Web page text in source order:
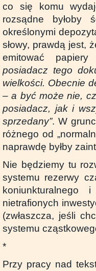
co się komu
rozsądne byłoby
określonymi
słowy, prawdą jest,
emitować
posiadacz tego
wielkości. Obecnie
– a być może nie,
posiadacz, jak i
sprzedany”. W
różnego od
naprawdę byłby
Nie będziemy tu
systemu rezerwy
koniunkturalnego
nietrafionych
(zwłaszcza, jeśli
systemu
*
Przy pracy nad